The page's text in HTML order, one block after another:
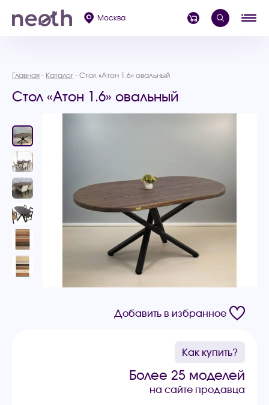
Москва
Главная Каталог Стол «Атон 1.6» овальный
Стол «Атон 1.6» овальный
Добавить в избранное
Как купить?
Более 25 моделей
на сайте продавца